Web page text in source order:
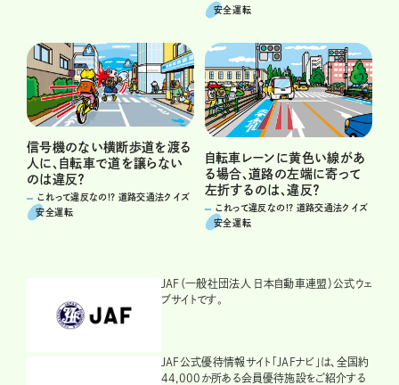
安全運転
信号機のない横断歩道を渡る
人に、自転車で道を譲らない
のは違反？
これって違反なの!? 道路交通法クイズ
安全運転
自転車レーンに黄色い線があ
る場合、道路の左端に寄って
左折するのは、違反？
これって違反なの!? 道路交通法クイズ
安全運転
JAF（一般社団法人 日本自動車連盟）公式ウェ
ブサイトです。
JAF公式優待情報サイト「JAFナビ」は、全国約
44,000か所ある会員優待施設をご紹介する